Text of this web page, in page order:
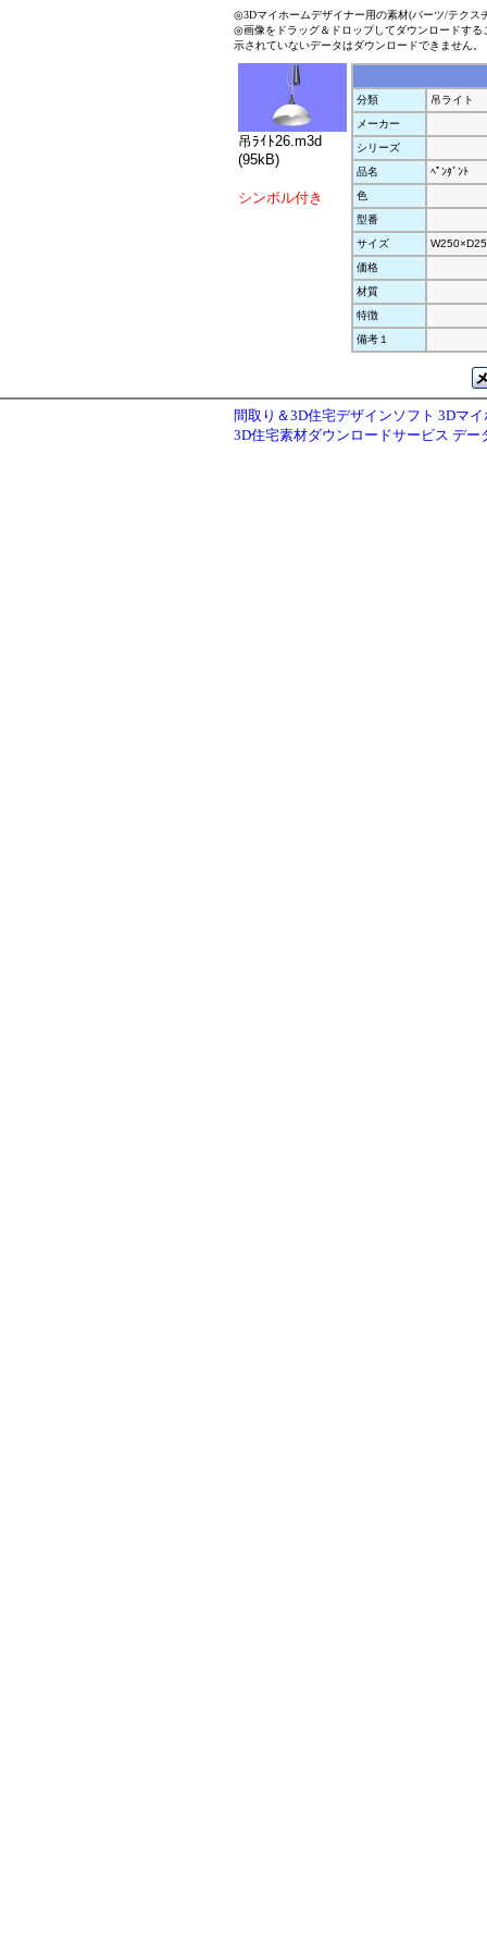
◎3Dマイホームデザイナー用の素材(パーツ/テクス
◎画像をドラッグ＆ドロップしてダウンロードす
示されていないデータはダウンロードできません。
吊ﾗｲﾄ26.m3d
(95kB)
シンボル付き
分類
吊ライト
メーカー
シリーズ
品名
ﾍﾟﾝﾀﾞﾝﾄ
色
型番
サイズ
価格
材質
特徴
備考１
間取り＆3D住宅デザインソフト 3Dマ
3D住宅素材ダウンロードサービス デー